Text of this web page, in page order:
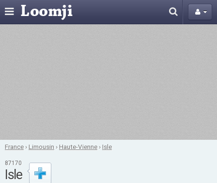
France ›Limousin ›Haute-Vienne ›Isle
87170
Isle